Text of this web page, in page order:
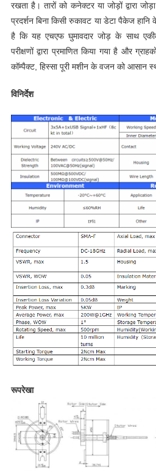
रखता है। तारों को कनेक्टर या जोड़ों द्वारा
प्रदर्शन बिना किसी रुकावट या डेटा पैकेज
है कि यह एचएफ घुमावदार जोड़ के साथ
परीक्षणों द्वारा प्रमाणित किया गया है और
कॉम्पैक्ट, हिस्सा पूरी मशीन के वजन को आसान
विनिर्देश
रूपरेखा